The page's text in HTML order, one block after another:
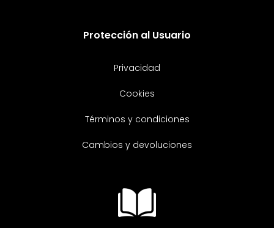
Protección al Usuario
Privacidad
Cookies
Términos y condiciones
Cambios y devoluciones